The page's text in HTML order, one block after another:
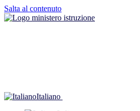
Salta al contenuto
Italiano